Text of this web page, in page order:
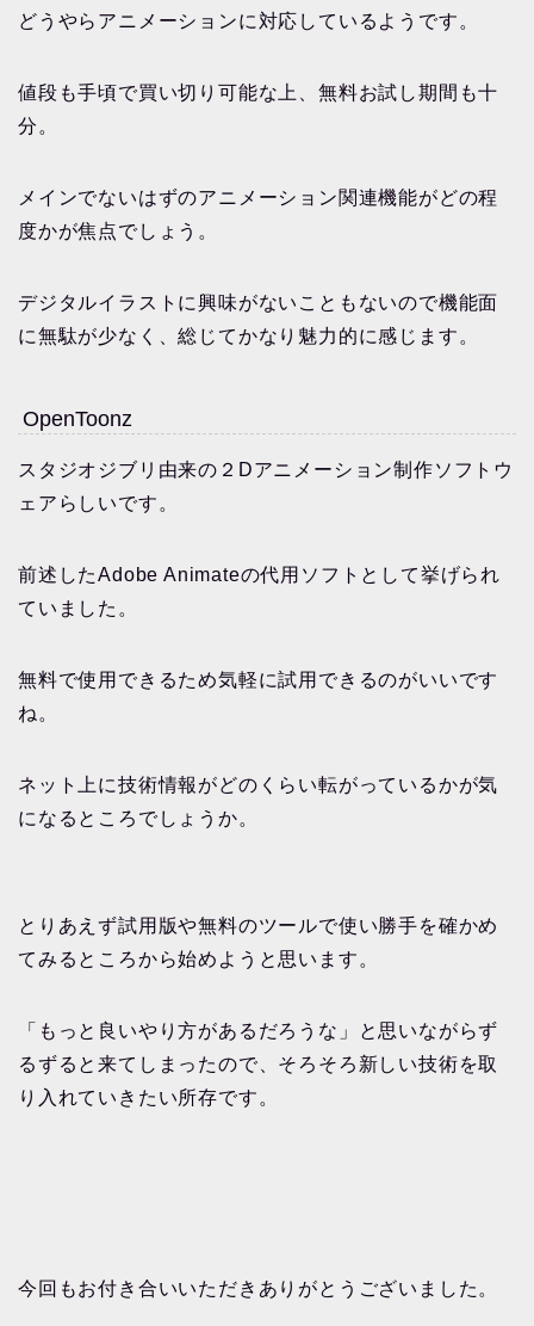
どうやらアニメーションに対応しているようです。
値段も手頃で買い切り可能な上、無料お試し期間も十
分。
メインでないはずのアニメーション関連機能がどの程
度かが焦点でしょう。
デジタルイラストに興味がないこともないので機能面
に無駄が少なく、総じてかなり魅力的に感じます。
OpenToonz
スタジオジブリ由来の２Dアニメーション制作ソフトウ
ェアらしいです。
前述したAdobe Animateの代用ソフトとして挙げられ
ていました。
無料で使用できるため気軽に試用できるのがいいです
ね。
ネット上に技術情報がどのくらい転がっているかが気
になるところでしょうか。
とりあえず試用版や無料のツールで使い勝手を確かめ
てみるところから始めようと思います。
「もっと良いやり方があるだろうな」と思いながらず
るずると来てしまったので、そろそろ新しい技術を取
り入れていきたい所存です。
今回もお付き合いいただきありがとうございました。